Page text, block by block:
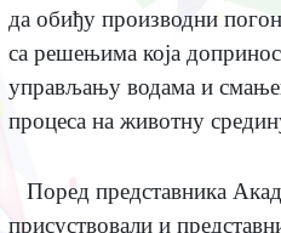
да обиђу производни
са решењима која
управљању водама и
процеса на животну
Поред представника
присуствовали и